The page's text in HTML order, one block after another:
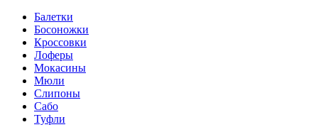
Балетки
Босоножки
Кроссовки
Лоферы
Мокасины
Мюли
Слипоны
Сабо
Туфли